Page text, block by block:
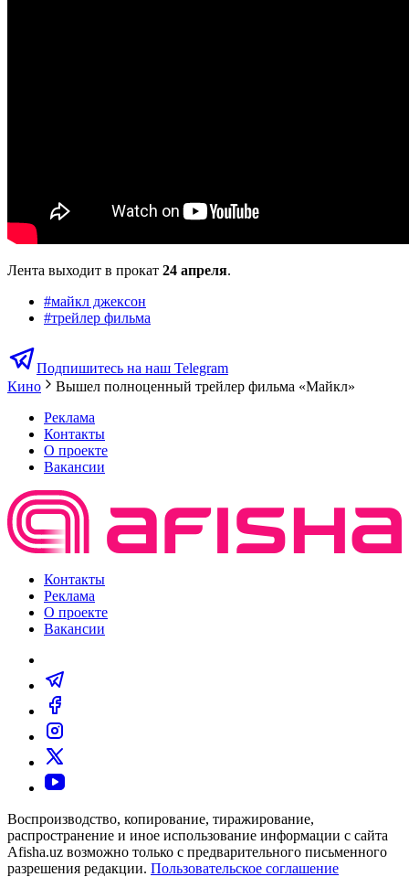
Лента выходит в прокат 24 апреля.
#майкл джексон
#трейлер фильма
Подпишитесь на наш Telegram
Кино
Вышел полноценный трейлер фильма «Майкл»
Реклама
Контакты
О проекте
Вакансии
Контакты
Реклама
О проекте
Вакансии
Воспроизводство, копирование, тиражирование,
распространение и иное использование информации с сайта
Afisha.uz возможно только с предварительного письменного
разрешения редакции. Пользовательское соглашение